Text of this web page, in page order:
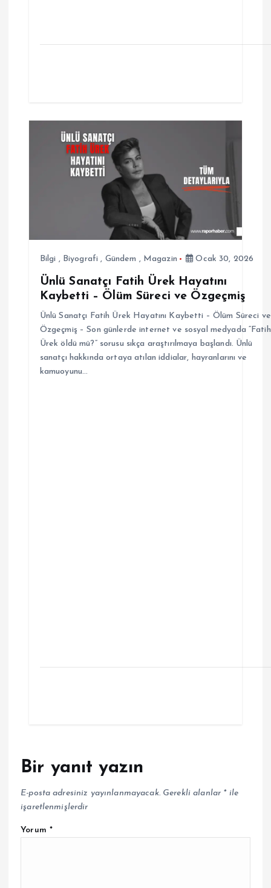
Bilgi , Biyografi , Gündem , Magazin Ocak 30, 2026
Ünlü Sanatçı Fatih Ürek Hayatını
Kaybetti – Ölüm Süreci ve Özgeçmiş
Ünlü Sanatçı Fatih Ürek Hayatını Kaybetti – Ölüm Süreci ve
Özgeçmiş – Son günlerde internet ve sosyal medyada “Fatih
Ürek öldü mü?” sorusu sıkça araştırılmaya başlandı. Ünlü
sanatçı hakkında ortaya atılan iddialar, hayranlarını ve
kamuoyunu…
Bir yanıt yazın
E-posta adresiniz yayınlanmayacak. Gerekli alanlar *ile
işaretlenmişlerdir
Yorum *